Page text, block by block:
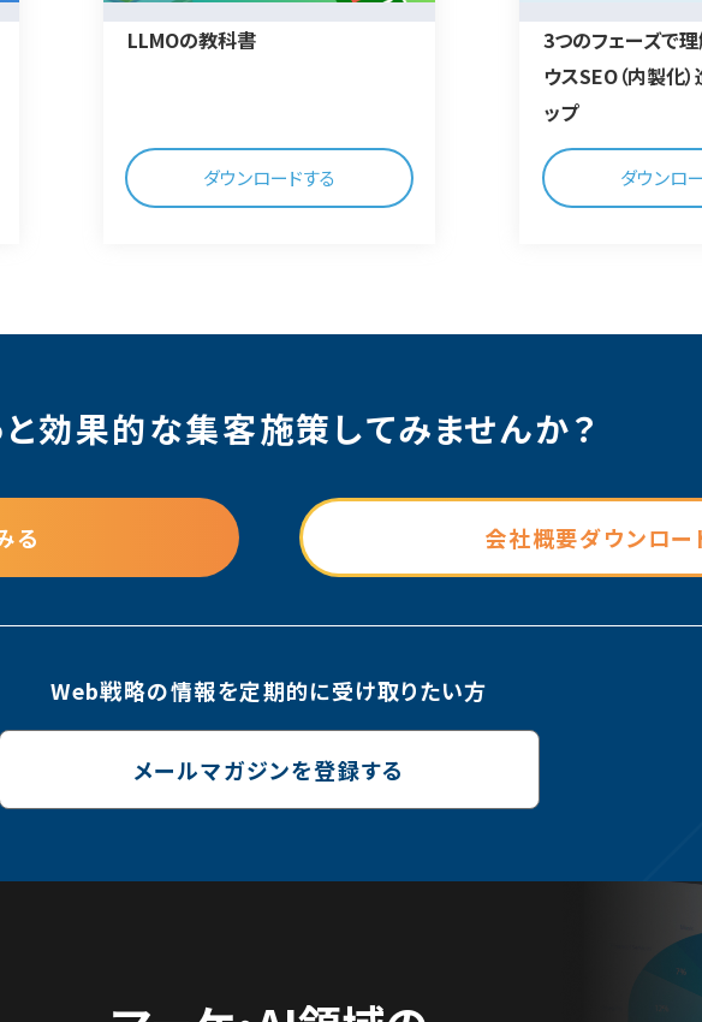
LLMOの教科書
ダウンロードする
3つのフェーズで理
ウスSEO（内製化
ップ
ダウンロ
と効果的な集客施策してみませんか？
る 会社概要ダウンロー
Web戦略の情報を定期的に受け取りたい方
メールマガジンを登録する